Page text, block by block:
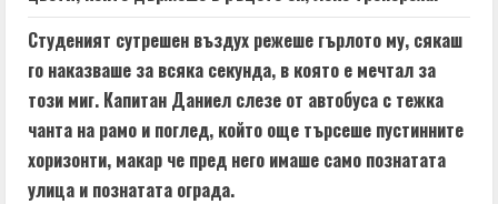
d
i
n
g
Студеният сутрешен въздух режеше гърлото му, сякаш
го наказваше за всяка секунда, в която е мечтал за
този миг. Капитан Даниел слезе от автобуса с тежка
чанта на рамо и поглед, който още търсеше пустинните
хоризонти, макар че пред него имаше само познатата
улица и познатата ограда.